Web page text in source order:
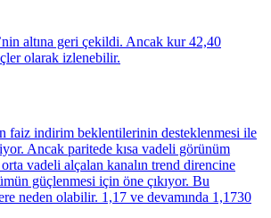
altına geri çekildi. Ancak kur 42,40
olarak izlenebilir.
faiz indirim beklentilerinin desteklenmesi ile
Ancak paritede kısa vadeli görünüm
vadeli alçalan kanalın trend direncine
güçlenmesi için öne çıkıyor. Bu
neden olabilir. 1,17 ve devamında 1,1730